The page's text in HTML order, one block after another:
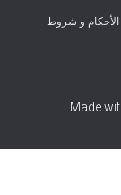
الأحكام و شروط